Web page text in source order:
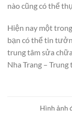
nào cũng có thể
Hiện nay một
bạn có thể tin
trung tâm sửa
Nha Trang –
Hình ảnh